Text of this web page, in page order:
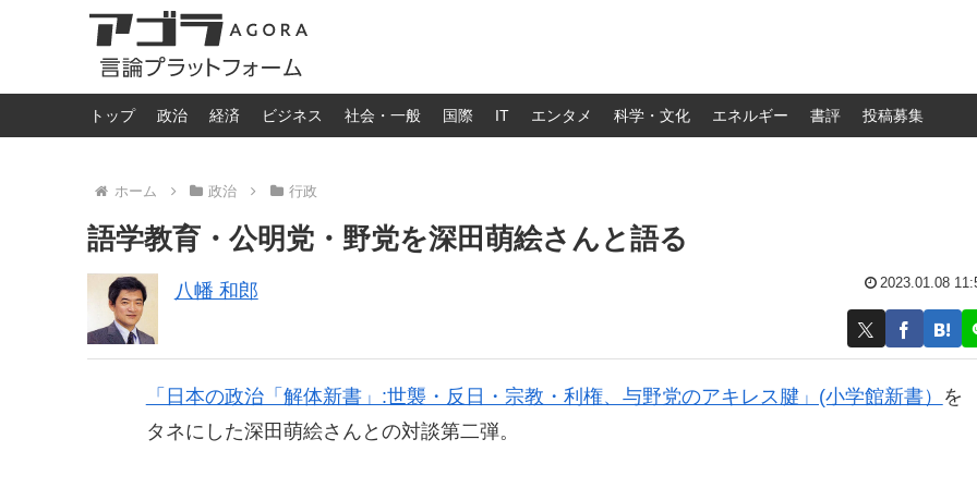
トップ 政治 経済 ビジネス 社会・一般 国際 IT エンタメ 科学・文化 エネルギー 書評 投稿募集
ホーム 政治 行政
語学教育・公明党・野党を深田萌絵さんと語る
八幡 和郎 2023.01.08
「日本の政治「解体新書」:世襲・反日・宗教・利権、与野党のアキレス腱」(小学館新書）
を
タネにした深田萌絵さんとの対談第二弾。